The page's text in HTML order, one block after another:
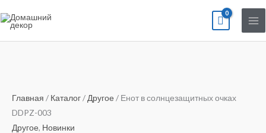
к
Главная / Каталог/ Другое / Енот в солнцезащитных очках
DDPZ-003
Другое, Новинки
товара
Енот
в